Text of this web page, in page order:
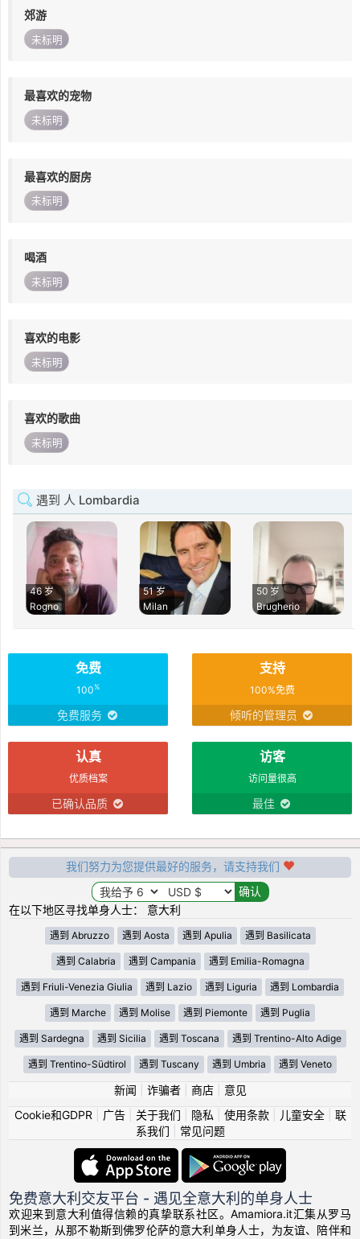
郊游
未标明
最喜欢的宠物
未标明
最喜欢的厨房
未标明
喝酒
未标明
喜欢的电影
未标明
喜欢的歌曲
未标明
遇到 人 Lombardia
46 岁
Rogno
51 岁
Milan
50 岁
Brugherio
免费
100%
免费服务
支持
100%免费
倾听的管理员
认真
优质档案
已确认品质
访客
访问量很高
最佳
我们努力为您提供最好的服务，请支持我们
在以下地区寻找单身人士： 意大利
遇到 Abruzzo 遇到 Aosta 遇到 Apulia 遇到 Basilicata
遇到 Calabria 遇到 Campania 遇到 Emilia-Romagna
遇到 Friuli-Venezia Giulia 遇到 Lazio 遇到 Liguria 遇到 Lombardia
遇到 Marche 遇到 Molise 遇到 Piemonte 遇到 Puglia
遇到 Sardegna 遇到 Sicilia 遇到 Toscana 遇到 Trentino-Alto Adige
遇到 Trentino-Südtirol 遇到 Tuscany 遇到 Umbria 遇到 Veneto
新闻 诈骗者| 商店| 意见
Cookie和GDPR
广告| 关于我们 隐私 使用条款| 儿童安全| 联
系我们
常见问题
免费意大利交友平台 - 遇见全意大利的单身人士
欢迎来到意大利值得信赖的真挚联系社区。Amamiora.it汇集从罗马
到米兰，从那不勒斯到佛罗伦萨的意大利单身人士，为友谊、陪伴和